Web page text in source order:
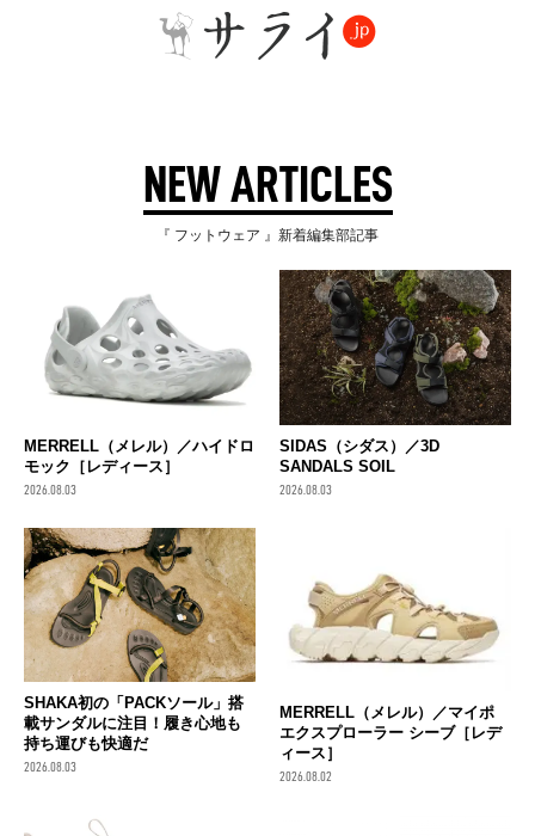
NEW ARTICLES
『 フットウェア 』新着編集部記事
MERRELL（メレル）／ハイドロ
モック［レディース］
2026.08.03
SIDAS（シダス）／3D
SANDALS SOIL
2026.08.03
SHAKA初の「PACKソール」搭
載サンダルに注目！履き心地も
持ち運びも快適だ
2026.08.03
MERRELL（メレル）／マイポ
エクスプローラー シーブ［レデ
ィース］
2026.08.02